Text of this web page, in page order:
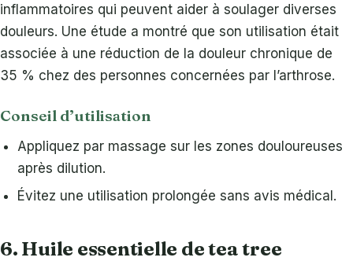
inflammatoires qui peuvent aider à soulager diverses
douleurs. Une étude a montré que son utilisation était
associée à une réduction de la douleur chronique de
35 % chez des personnes concernées par l’arthrose.
Conseil d’utilisation
Appliquez par massage sur les zones douloureuses
après dilution.
Évitez une utilisation prolongée sans avis médical.
6. Huile essentielle de tea tree